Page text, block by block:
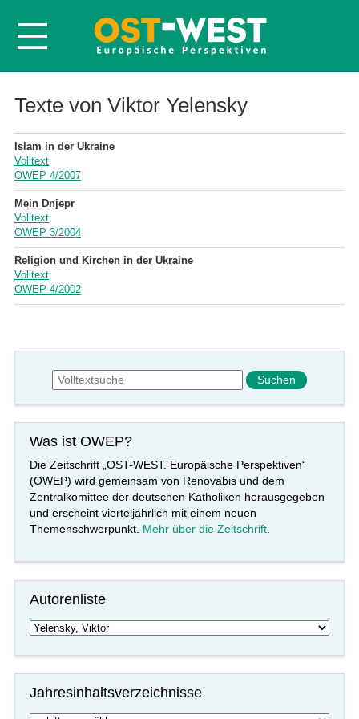
Startseite
Volltexte
Probeheft
Nachbestellen
Abonnieren
Kontakt
Texte von Viktor Yelensky
Islam in der Ukraine
Volltext
OWEP 4/2007
Mein Dnjepr
Volltext
OWEP 3/2004
Religion und Kirchen in der Ukraine
Volltext
OWEP 4/2002
Suchformular
Suche
Was ist OWEP?
Die Zeitschrift „OST-WEST. Europäische Perspektiven“
(OWEP) wird gemeinsam von Renovabis und dem
Zentralkomittee der deutschen Katholiken herausgegeben
und erscheint vierteljährlich mit einem neuen
Themenschwerpunkt. Mehr über die Zeitschrift
Autorenliste
Jahresinhaltsverzeichnisse